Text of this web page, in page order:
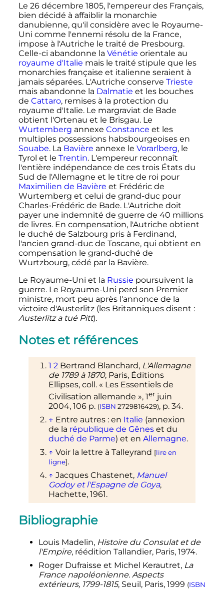
Le 26 décembre 1805, l'empereur des Français,
bien décidé à affaiblir la monarchie
danubienne, qu'il considère avec le Royaume-
Uni comme l'ennemi résolu de la France,
impose à l'Autriche le traité de Presbourg.
Celle-ci abandonne la Vénétie orientale au
royaume d'Italie mais le traité stipule que les
monarchies française et italienne seraient à
jamais séparées. L'Autriche conserve Trieste
mais abandonne la Dalmatie et les bouches
de Cattaro, remises à la protection du
royaume d'Italie. Le margraviat de Bade
obtient l'Ortenau et le Brisgau. Le
Wurtemberg annexe Constance et les
multiples possessions habsbourgeoises en
Souabe. La Bavière annexe le Vorarlberg, le
Tyrol et le Trentin. L'empereur reconnaît
l'entière indépendance de ces trois États du
Sud de l'Allemagne et le titre de roi pour
Maximilien de Bavière et Frédéric de
Wurtemberg et celui de grand-duc pour
Charles-Frédéric de Bade. L'Autriche doit
payer une indemnité de guerre de 40 millions
de livres. En compensation, l'Autriche obtient
le duché de Salzbourg pris à Ferdinand,
l'ancien grand-duc de Toscane, qui obtient en
compensation le grand-duché de
Wurtzbourg, cédé par la Bavière.
Le Royaume-Uni et la Russie poursuivent la
guerre. Le Royaume-Uni perd son Premier
ministre, mort peu après l'annonce de la
victoire d'Austerlitz (les Britanniques disent :
Austerlitz a tué Pitt).
Notes et références
1 2 Bertrand Blanchard, L'Allemagne
de 1789 à 1870, Paris, Éditions
Ellipses, coll. « Les Essentiels de
Civilisation allemande », 1erjuin
2004, 106 p. (ISBN 2729816429), p. 34.
↑ Entre autres : en Italie (annexion
de la république de Gêneset du
duché de Parme) et en Allemagne.
↑ Voir la lettre à Talleyrand [lire en
ligne].
↑ Jacques Chastenet, Manuel
Godoy et l'Espagne de Goya,
Hachette, 1961.
Bibliographie
Louis Madelin, Histoire du Consulat et de
l'Empire, réédition Tallandier, Paris, 1974.
Roger Dufraisse et Michel Kerautret, La
France napoléonienne. Aspects
extérieurs, 1799-1815, Seuil, Paris, 1999 (ISBN